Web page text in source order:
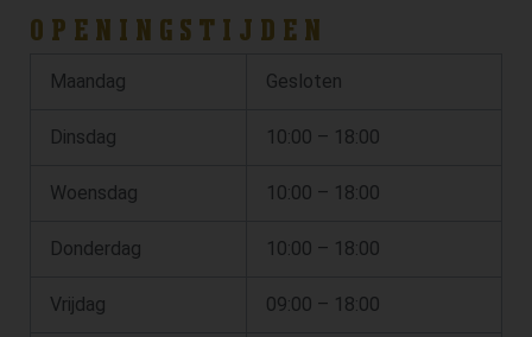
OPENINGSTIJDEN
Maandag Gesloten
Dinsdag 10:00 – 18:00
Woensdag 10:00 – 18:00
Donderdag 10:00 – 18:00
Vrijdag 09:00 – 18:00